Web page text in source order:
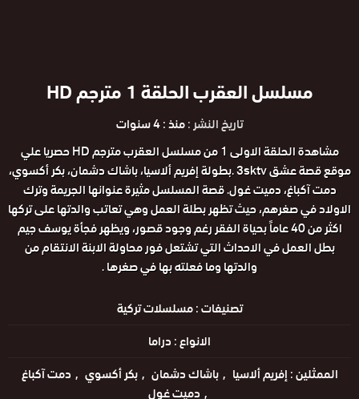
مسلسل العقرب الحلقة 1 مترجم HD
تاريخ النشر :منذ : 4 سنوات
مشاهدة الحلقة الاولى 1 من مسلسل العقرب مترجم HD حصريا علي
موقع قصة عشق 3sktv .بطولة إفريم ألاسيا، باشاك دشمان، بكر أكسوي،
دمت آكباغ، دميت غول. قصة المسلسل مثيرة عنوانها الجريمة وترك
الاولاد في صغرهم، حيث تظهر بطلة العمل وهي تعاتب والدتها على تركها
اكثر من 40 عاماً بحياة الفقر رغم وجود قصور، ويظهر فجأة يوسف جيم
بطل العمل في الاحداث التي تشتعل فور محاولة الابنة الانتقام من
والدتها وما فعلته بها في صغرها .
تصنيفات :مسلسلات تركية
الانواع :دراما
الممثلين :إفريم ألاسيا باشاك دشمان بكر أكسوي
دمت آكباغ
دميت غول